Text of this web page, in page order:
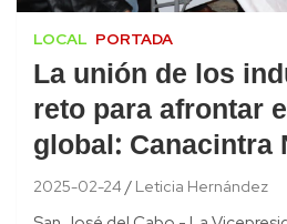
LOCAL PORTADA
La unión de los
reto para afrontar
global: Canacintra
2025-02-24 Leticia Hernández